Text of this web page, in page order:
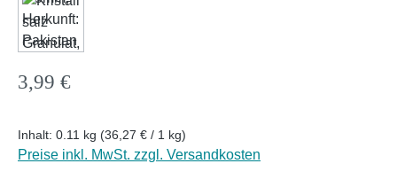
Regulärer Preis:
3,99 €
Inhalt: 0.11 kg (36,27 € / 1 kg)
Preise inkl. MwSt. zzgl. Versandkosten